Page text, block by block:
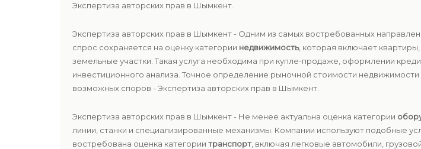
Экспертиза авторских прав в Шымкент.
Экспертиза авторских прав в Шымкент - Одним из самых востребованных
спрос сохраняется на оценку категории недвижимость, которая включает
земельные участки. Такая услуга необходима при купле-продаже, оформлении
инвестиционного анализа. Точное определение рыночной стоимости
возможных споров - Экспертиза авторских прав в Шымкент.
Экспертиза авторских прав в Шымкент - Не менее актуальна оценка категории
линии, станки и специализированные механизмы. Компании используют подобные
востребована оценка категории транспорт , включая легковые автомобили,